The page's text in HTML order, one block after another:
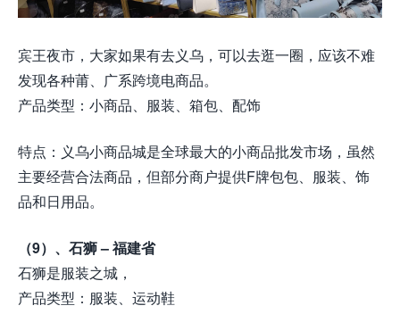
宾王夜市，大家如果有去义乌，可以去逛一圈，应该不难
发现各种莆、广系跨境电商品。
产品类型：小商品、服装、箱包、配饰
特点：义乌小商品城是全球最大的小商品批发市场，虽然
主要经营合法商品，但部分商户提供F牌包包、服装、饰
品和日用品。
（9）、石狮 – 福建省
石狮是服装之城，
产品类型：服装、运动鞋